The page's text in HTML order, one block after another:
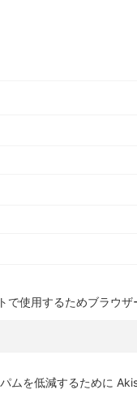
で使用するためブラウ
ムを低減するために